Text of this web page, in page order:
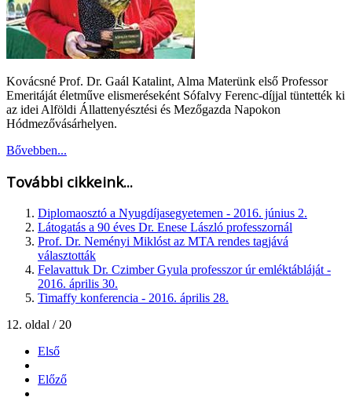
Kovácsné Prof. Dr. Gaál Katalint, Alma Materünk első Professor
Emeritáját életműve elismeréseként Sófalvy Ferenc-díjjal tüntették ki
az idei Alföldi Állattenyésztési és Mezőgazda Napokon
Hódmezővásárhelyen.
Bővebben...
További cikkeink...
Diplomaosztó a Nyugdíjasegyetemen - 2016. június 2.
Látogatás a 90 éves Dr. Enese László professzornál
Prof. Dr. Neményi Miklóst az MTA rendes tagjává
választották
Felavattuk Dr. Czimber Gyula professzor úr emléktábláját -
2016. április 30.
Timaffy konferencia - 2016. április 28.
12. oldal / 20
Első
Előző